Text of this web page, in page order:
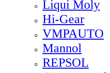
Liqui Moly
Hi-Gear
VMPAUTO
Mannol
REPSOL